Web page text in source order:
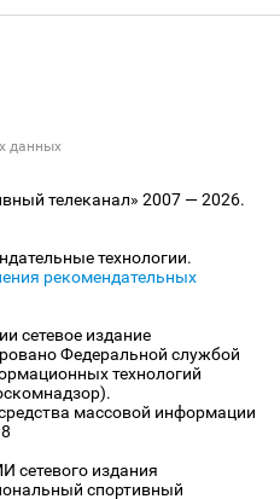
данных
телеканал» 2007 — 2026.
технологии.
рекомендательных
сетевое издание
Федеральной службой
технологий
массовой информации
сетевого издания
спортивный